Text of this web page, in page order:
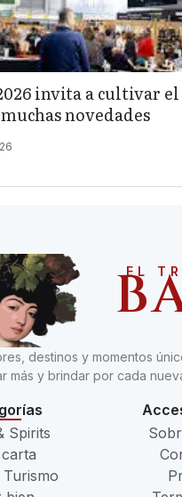
invita a cultivar
novedades
EL
destinos y momentos
más y brindar por cada
Spirits
Turismo